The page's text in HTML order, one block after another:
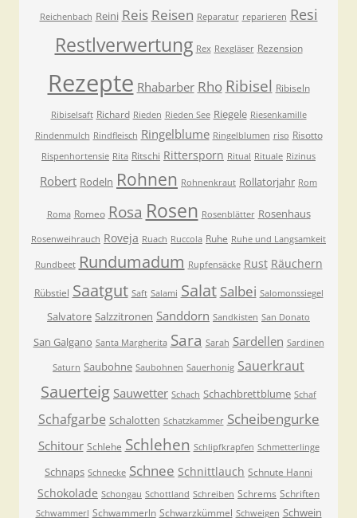
Reichenbach Reini Reis Reisen Reparatur reparieren Resi
Restlverwertung Rex Rexgläser Rezension
Rezepte Rhabarber Rho Ribisel Ribiseln
Ribiselsaft Richard Rieden Rieden See Riegele Riesenkamille
Rindenmulch Rindfleisch Ringelblume Ringelblumen riso Risotto
Rispenhortensie Rita Ritschi Rittersporn Ritual Rituale Rizinus
Robert Rodeln Rohnen Rohnenkraut Rollatorjahr Rom
Roma Romeo Rosa Rosen Rosenblätter Rosenhaus
Rosenweihrauch Roveja Ruach Ruccola Ruhe Ruhe und Langsamkeit
Rundbeet Rundumadum Rupfensäcke Rust Räuchern
Rübstiel Saatgut Saft Salami Salat Salbei Salomonssiegel
Salvatore Salzzitronen Sanddorn Sandkisten San Donato
San Galgano Santa Margherita Sara Sarah Sardellen Sardinen
Saturn Saubohne Saubohnen Sauerhonig Sauerkraut
Sauerteig Sauwetter Schach Schachbrettblume Schaf
Schafgarbe Schalotten Schatzkammer Scheibengurke
Schitour Schlehe Schlehen Schlipfkrapfen Schmetterlinge
Schnaps Schnecke Schnee Schnittlauch Schnute Hanni
Schokolade Schongau Schottland Schreiben Schrems Schriften
Schwammerl Schwammerln Schwarzkümmel Schweigen Schwein